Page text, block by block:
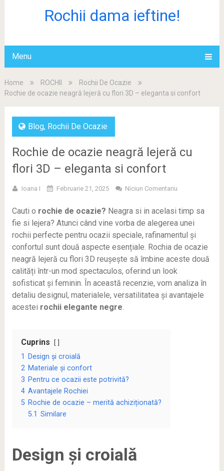
Rochii dama ieftine!
Menu
Home ROCHII
Rochii De Ocazie
Rochie de ocazie neagră lejeră cu flori 3D – eleganta si confort
Blog, Rochii De Ocazie
Rochie de ocazie neagră lejeră cu
flori 3D – eleganta si confort
Ioana I Februarie 21, 2025 Niciun Comentariu
Cauti o rochie de ocazie? Neagra si in acelasi timp sa
fie si lejera? Atunci când vine vorba de alegerea unei
rochii perfecte pentru ocazii speciale, rafinamentul și
confortul sunt două aspecte esențiale. Rochia de ocazie
neagră lejeră cu flori 3D reușește să îmbine aceste două
calități într-un mod spectaculos, oferind un look
sofisticat și feminin. În această recenzie, vom analiza în
detaliu designul, materialele, versatilitatea și avantajele
acestei rochii elegante negre.
Cuprins
1
Design și croială
2 Materiale și confort
3 Pentru ce ocazii este potrivită?
4 Avantajele Rochiei
5 Rochie de ocazie – merită achiziționată?
5.1 Similare
Design și croială